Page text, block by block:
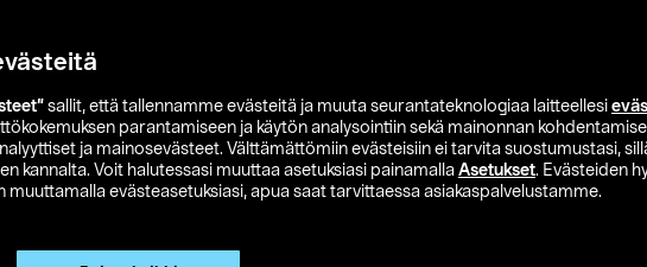
sallit, että tallennamme evästeitä ja muuta seurantateknologiaa laitteellesi
parantamiseen ja käytön analysointiin sekä mainonnan
ja mainosevästeet. Välttämättömiin evästeisiin ei tarvita suostumustasi,
kannalta. Voit halutessasi muuttaa asetuksiasi painamalla Asetukset. Evästeiden
muuttamalla evästeasetuksiasi, apua saat tarvittaessa asiakaspalvelustamme.